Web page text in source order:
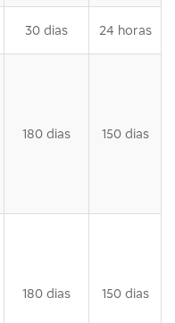
30 dias 24 horas
180 dias 150 dias
180 dias 150 dias